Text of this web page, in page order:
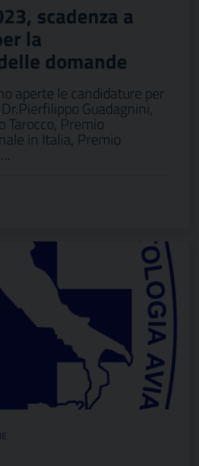
scadenza a
la
domande
aperte le candidature per
Guadagnini,
Tarocco, Premio
in Italia, Premio